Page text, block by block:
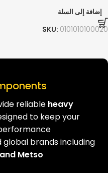
إضافة إلى السلة
SKU: 0101010100020
reliable heavy
to keep your
brands including
Metso